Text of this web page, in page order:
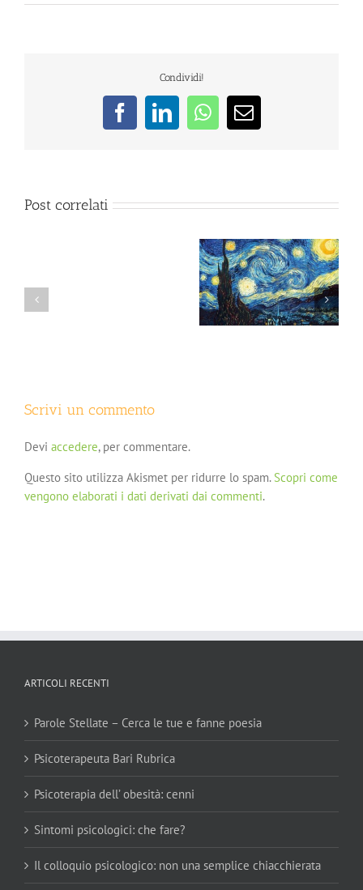
Condividi!
FacebookLinkedInWhatsApp
Email
Post correlati
Il colloquio psicologico:
non una semplice
chiacchierata
Scrivi un commento
Devi accedere, per commentare.
Questo sito utilizza Akismet per ridurre lo spam. Scopri come
vengono elaborati i dati derivati dai commenti.
ARTICOLI RECENTI
Parole Stellate – Cerca le tue e fanne poesia
Psicoterapeuta Bari Rubrica
Psicoterapia dell’ obesità: cenni
Sintomi psicologici: che fare?
Il colloquio psicologico: non una semplice chiacchierata